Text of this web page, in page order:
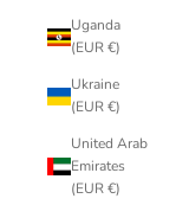
Uganda
(EUR €)
Ukraine
(EUR €)
United Arab
Emirates
(EUR €)